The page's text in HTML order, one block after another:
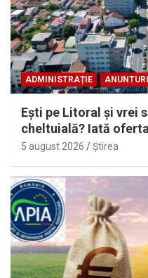
ADMINISTRAȚIE ANUNTURI
Eşti pe Litoral şi vrei
cheltuială? Iată
5 august 2026 Ştirea